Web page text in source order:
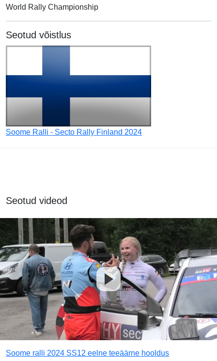
World Rally Championship
Seotud võistlus
Soome Ralli - Secto Rally Finland 2024
Seotud videod
Soome ralli 2024 SS12 eelne teeäärne hooldus